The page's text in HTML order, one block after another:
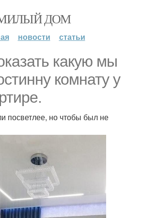
ДОМ
новости статьи
какую мы
комнату у
посветлее, но чтобы был не